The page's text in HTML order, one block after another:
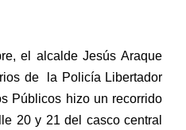
el alcalde Jesús Araque
de la Policía Libertador
Públicos hizo un recorrido
20 y 21 del casco central